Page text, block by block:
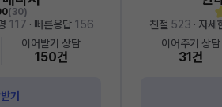
(30)
117 · 빠른응답 156
이어받기 상담
150건
기
친절 523 · 자
이어주기 상담
31건